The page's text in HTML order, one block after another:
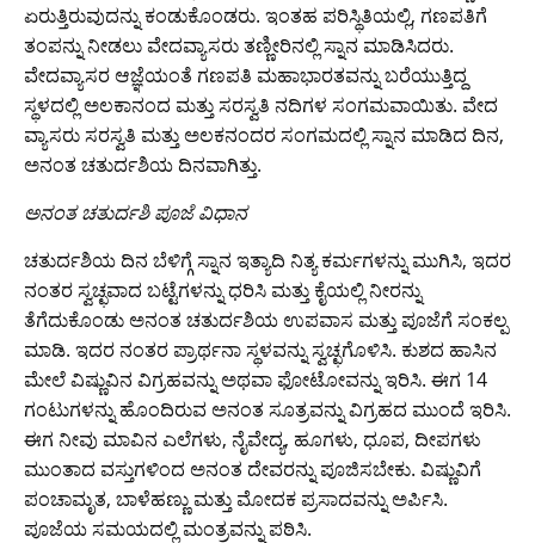
ಏರುತ್ತಿರುವುದನ್ನು ಕಂಡುಕೊಂಡರು. ಇಂತಹ ಪರಿಸ್ಥಿತಿಯಲ್ಲಿ, ಗಣಪತಿಗೆ
ತಂಪನ್ನು ನೀಡಲು ವೇದವ್ಯಾಸರು ತಣ್ಣೀರಿನಲ್ಲಿ ಸ್ನಾನ ಮಾಡಿಸಿದರು.
ವೇದವ್ಯಾಸರ ಆಜ್ಞೆಯಂತೆ ಗಣಪತಿ ಮಹಾಭಾರತವನ್ನು ಬರೆಯುತ್ತಿದ್ದ
ಸ್ಥಳದಲ್ಲಿ ಅಲಕಾನಂದ ಮತ್ತು ಸರಸ್ವತಿ ನದಿಗಳ ಸಂಗಮವಾಯಿತು. ವೇದ
ವ್ಯಾಸರು ಸರಸ್ವತಿ ಮತ್ತು ಅಲಕನಂದರ ಸಂಗಮದಲ್ಲಿ ಸ್ನಾನ ಮಾಡಿದ ದಿನ,
ಅನಂತ ಚತುರ್ದಶಿಯ ದಿನವಾಗಿತ್ತು.
​ಅನಂತ ಚತುರ್ದಶಿ ಪೂಜೆ ವಿಧಾನ
ಚತುರ್ದಶಿಯ ದಿನ ಬೆಳಿಗ್ಗೆ ಸ್ನಾನ ಇತ್ಯಾದಿ ನಿತ್ಯ ಕರ್ಮಗಳನ್ನು ಮುಗಿಸಿ, ಇದರ
ನಂತರ ಸ್ವಚ್ಛವಾದ ಬಟ್ಟೆಗಳನ್ನು ಧರಿಸಿ ಮತ್ತು ಕೈಯಲ್ಲಿ ನೀರನ್ನು
ತೆಗೆದುಕೊಂಡು ಅನಂತ ಚತುರ್ದಶಿಯ ಉಪವಾಸ ಮತ್ತು ಪೂಜೆಗೆ ಸಂಕಲ್ಪ
ಮಾಡಿ. ಇದರ ನಂತರ ಪ್ರಾರ್ಥನಾ ಸ್ಥಳವನ್ನು ಸ್ವಚ್ಛಗೊಳಿಸಿ. ಕುಶದ ಹಾಸಿನ
ಮೇಲೆ ವಿಷ್ಣುವಿನ ವಿಗ್ರಹವನ್ನು ಅಥವಾ ಫೋಟೋವನ್ನು ಇರಿಸಿ. ಈಗ 14
ಗಂಟುಗಳನ್ನು ಹೊಂದಿರುವ ಅನಂತ ಸೂತ್ರವನ್ನು ವಿಗ್ರಹದ ಮುಂದೆ ಇರಿಸಿ.
ಈಗ ನೀವು ಮಾವಿನ ಎಲೆಗಳು, ನೈವೇದ್ಯ, ಹೂಗಳು, ಧೂಪ, ದೀಪಗಳು
ಮುಂತಾದ ವಸ್ತುಗಳಿಂದ ಅನಂತ ದೇವರನ್ನು ಪೂಜಿಸಬೇಕು. ವಿಷ್ಣುವಿಗೆ
ಪಂಚಾಮೃತ, ಬಾಳೆಹಣ್ಣು ಮತ್ತು ಮೋದಕ ಪ್ರಸಾದವನ್ನು ಅರ್ಪಿಸಿ.
ಪೂಜೆಯ ಸಮಯದಲ್ಲಿ ಮಂತ್ರವನ್ನು ಪಠಿಸಿ.